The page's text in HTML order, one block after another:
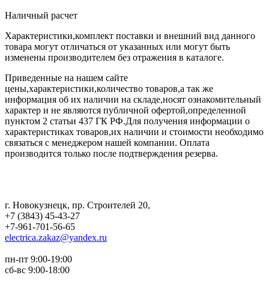
Наличный расчет
Характеристики,комплект поставки и внешний вид данного
товара могут отличаться от указанных или могут быть
изменены производителем без отражения в каталоге.
Приведенные на нашем сайте
цены,характеристики,количество товаров,а так же
информация об их наличии на складе,носят ознакомительный
характер и не являются публичной офертой,определенной
пунктом 2 статьи 437 ГК РФ.Для получения информации о
характеристиках товаров,их наличии и стоимости необходимо
связаться с менеджером нашей компании. Оплата
производится только после подтверждения резерва.
г. Новокузнецк, пр. Строителей 20,
+7 (3843) 45-43-27
+7-961-701-56-65
electrica.zakaz@yandex.ru
пн-пт 9:00-19:00
сб-вс 9:00-18:00